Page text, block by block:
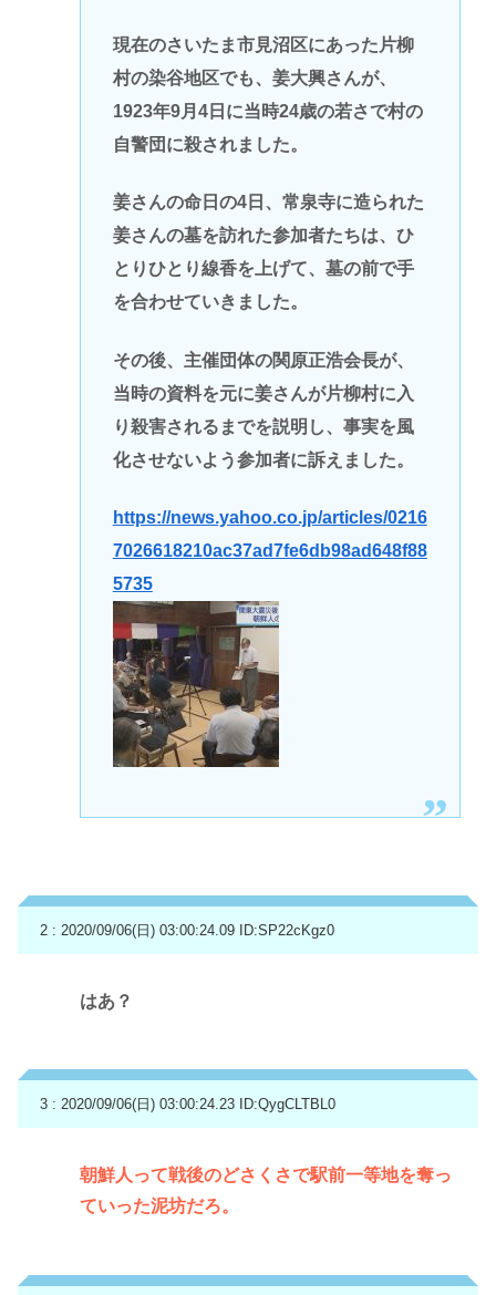
現在のさいたま市見沼区にあった片柳
村の染谷地区でも、姜大興さんが、
1923年9月4日に当時24歳の若さで村の
自警団に殺されました。
姜さんの命日の4日、常泉寺に造られた
姜さんの墓を訪れた参加者たちは、ひ
とりひとり線香を上げて、墓の前で手
を合わせていきました。
その後、主催団体の関原正浩会長が、
当時の資料を元に姜さんが片柳村に入
り殺害されるまでを説明し、事実を風
化させないよう参加者に訴えました。
https://news.yahoo.co.jp/articles/0216
7026618210ac37ad7fe6db98ad648f88
5735
2 : 2020/09/06(日) 03:00:24.09 ID:SP22cKgz0
はあ？
3 : 2020/09/06(日) 03:00:24.23 ID:QygCLTBL0
朝鮮人って戦後のどさくさで駅前一等地を奪っ
ていった泥坊だろ。